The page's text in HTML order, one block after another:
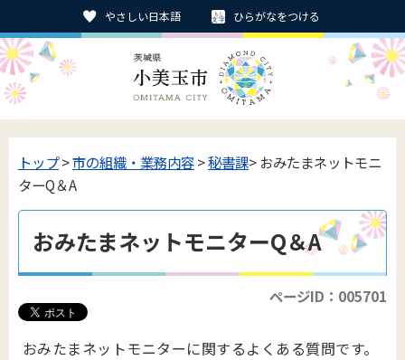
やさしい日本語 ひらがなをつける
トップ>市の組織・業務内容>秘書課> おみたまネットモニ
ターQ＆A
おみたまネットモニターQ＆A
ページID：005701
おみたまネットモニターに関するよくある質問です。